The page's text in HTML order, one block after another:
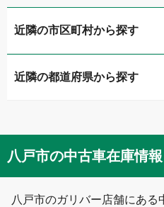
近隣の市区町村から探す
青森市
むつ市
近隣の都道府県から探す
八戸市の中古車在庫情報
八戸市のガリバー店舗にある